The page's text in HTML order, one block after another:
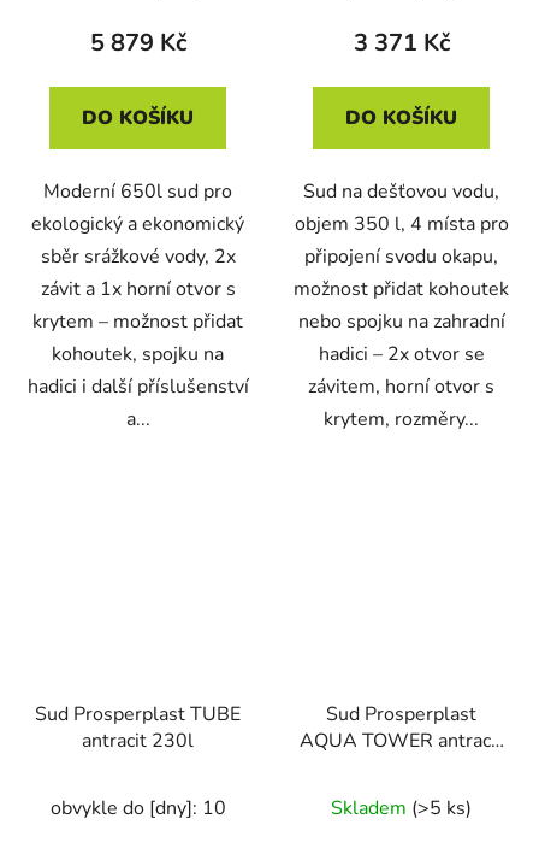
5 879 Kč
DO KOŠÍKU
Moderní 650l sud pro
ekologický a ekonomický
sběr srážkové vody, 2x
závit a 1x horní otvor s
krytem – možnost přidat
kohoutek, spojku na
hadici i další příslušenství
a...
3 371 Kč
DO KOŠÍKU
Sud na dešťovou vodu,
objem 350 l, 4 místa pro
připojení svodu okapu,
možnost přidat kohoutek
nebo spojku na zahradní
hadici – 2x otvor se
závitem, horní otvor s
krytem, rozměry...
Sud Prosperplast TUBE
antracit 230l
obvykle do [dny]: 10
Sud Prosperplast
AQUA TOWER antracit
Skladem (>5 ks)